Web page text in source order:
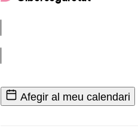
Afegir al meu calendari